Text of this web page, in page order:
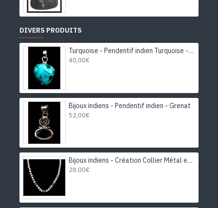
DIVERS PRODUITS
Turquoise - Pendentif indien Turquoise - Bijoux Inde
40,00€
Bijoux indiens - Pendentif indien - Grenat
52,00€
Bijoux indiens - Création Collier Métal et Pierre de Lune
28,00€